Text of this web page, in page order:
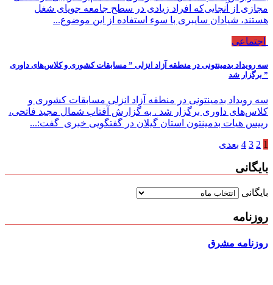
مجازی از آنجایی‌که افراد زیادی در سطح جامعه جویای شغل
هستند، شیادان سایبری با سوء استفاده از این موضوع...
اجتماعی
سه رویداد بدمینتونی در منطقه آزاد انزلی ” مسابقات کشوری و کلاس‌های داوری
” برگزار شد
سه رویداد بدمینتونی در منطقه آزاد انزلی مسابقات کشوری و
کلاس‌های داوری برگزار شد . به گزارش آفتاب شمال مجید فاتحی،
رییس هیات بدمینتون استان گیلان در گفتگویی خبری گفت:...
1
2
3
4 بعدی
بایگانی
بایگانی
روزنامه
روزنامه مشرق